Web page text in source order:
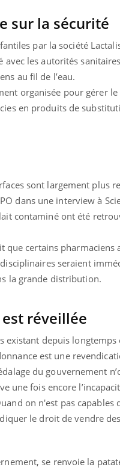
sur la sécurité
par la société
les autorités
au fil de l’eau.
organisée pour gérer
en produits de
sont largement plus
dans une interview à
contaminé ont été
que certains
seraient
la grande distribution.
réveillée
existant depuis
est une
du gouvernement
une fois encore
on n'est pas
le droit de vendre
se renvoie la
vacances, elle reste
le coma pendant 42